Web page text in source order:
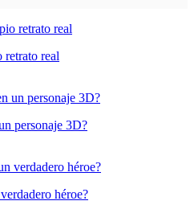
retrato real
personaje 3D?
héroe?